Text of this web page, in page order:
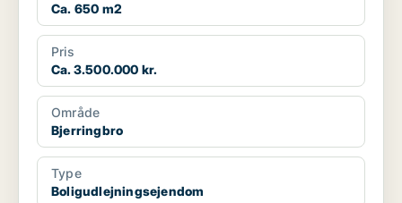
Ca. 650 m2
Pris
Ca. 3.500.000 kr.
Område
Bjerringbro
Type
Boligudlejningsejendom